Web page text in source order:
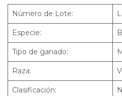
Número de Lote:
Especie:
Tipo de ganado:
Raza:
Clasificación: